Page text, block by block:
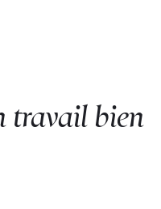
travail bien